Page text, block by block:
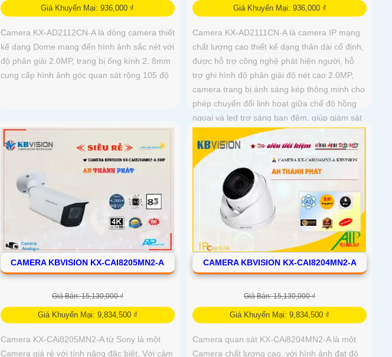
Giá Khuyến Mại: 936,000 ₫
Camera KX-AD2112CN-A là dòng camera thiết
kế dạng Dome mang đến hình ảnh sắc nét với
độ phân giải 2.0MP, trang bị ống kính 2. 8mm
cung cấp hình ảnh góc quan sát rộng 105 độ
Giá Khuyến Mại: 936,000 ₫
Camera KX-AD2111CN-A là camera IP mạng
chất lượng cao thiết kế dạng thân dài cố định,
được hỗ trợ công nghệ phát hiện người, hỗ
trợ ghi hình độ phân giải độ nét cao 2.0MP,
camera trang bị ánh sáng kép thông minh cho
phép chuyển đổi linh hoạt giữa chế độ hồng
ngoại và led trợ sáng ban đêm, giúp giám sát
bảo vệ an ninh ban đêm một cách linh hoạt
CAMERA KBVISION KX-CAI8205MN2-A
Giá Bán: 15,130,000 ₫
Giá Khuyến Mại: 9,834,500 ₫
Camera KX-CAi8205MN2-A từ Sony là một
Camera giá rẻ với tính năng đặc biệt. Với cảm
CAMERA KBVISION KX-CAI8204MN2-A
Giá Bán: 15,130,000 ₫
Giá Khuyến Mại: 9,834,500 ₫
Camera quan sát KX-CAi8204MN2-A là một
Camera chất lượng cao, với hình ảnh đạt độ